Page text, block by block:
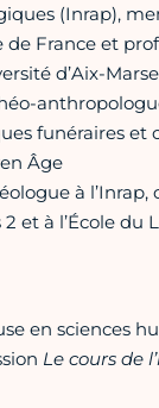
(Inrap),
France et
d’Aix-
funéraires et
Âge
à
et à l’École du
en sciences
Le cours de